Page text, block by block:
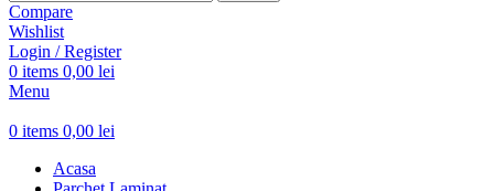
Compare
Wishlist
Login / Register
0 items 0,00 lei
Menu
0 items 0,00 lei
Acasa